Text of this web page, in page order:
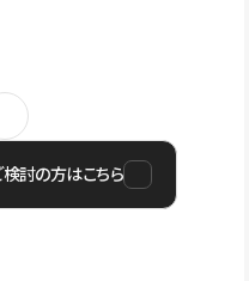
討の方はこちら